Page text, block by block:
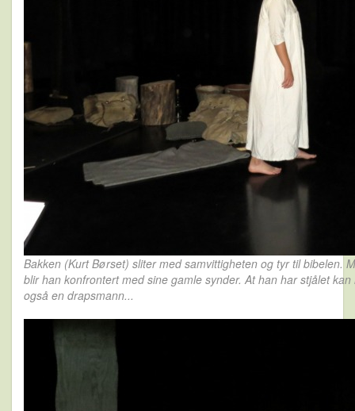
Bakken (Kurt Børset) sliter med samvittigheten og tyr til bibelen.
blir han konfrontert med sine gamle synder. At han har stjålet
også en drapsmann...